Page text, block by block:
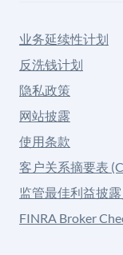
业务延续性计划
反洗钱计划
隐私政策
网站披露
使用条款
客户关系摘要表
监管最佳利益披
FINRA Broker